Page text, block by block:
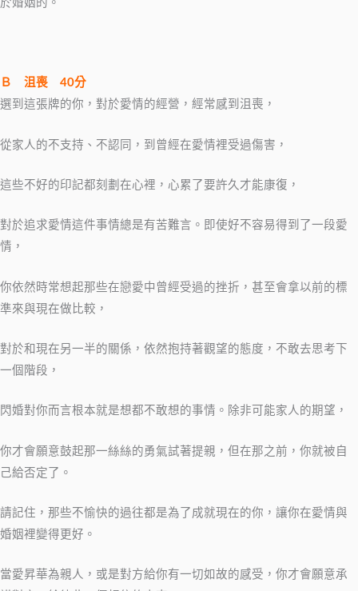
於婚姻的。
Ｂ 沮喪 40分
選到這張牌的你，對於愛情的經營，經常感到沮喪，
從家人的不支持、不認同，到曾經在愛情裡受過傷害，
這些不好的印記都刻劃在心裡，心累了要許久才能康復，
對於追求愛情這件事情總是有苦難言。即使好不容易得到了一段愛
情，
你依然時常想起那些在戀愛中曾經受過的挫折，甚至會拿以前的標
準來與現在做比較，
對於和現在另一半的關係，依然抱持著觀望的態度，不敢去思考下
一個階段，
閃婚對你而言根本就是想都不敢想的事情。除非可能家人的期望，
你才會願意鼓起那一絲絲的勇氣試著提親，但在那之前，你就被自
己給否定了。
請記住，那些不愉快的過往都是為了成就現在的你，讓你在愛情與
婚姻裡變得更好。
當愛昇華為親人，或是對方給你有一切如故的感受，你才會願意承